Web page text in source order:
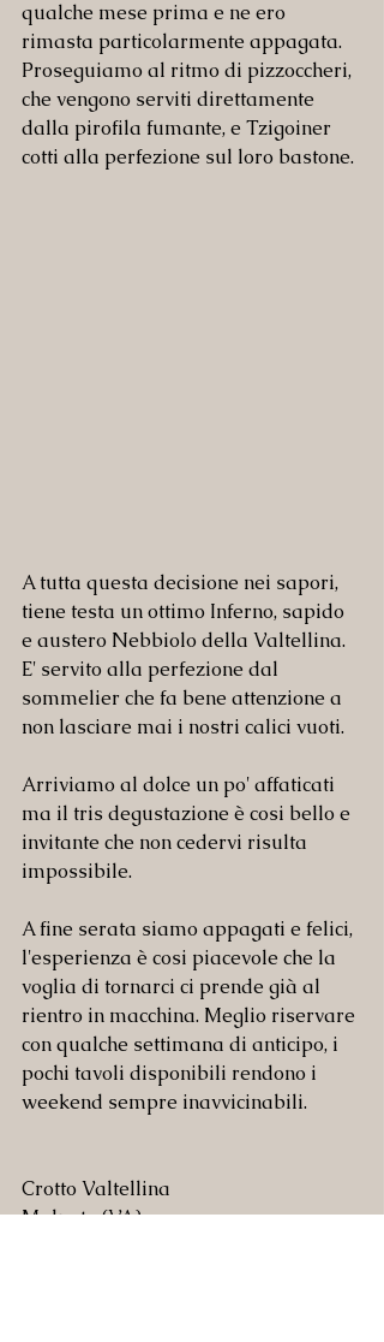
qualche mese prima e ne ero
rimasta particolarmente appagata.
Proseguiamo al ritmo di pizzoccheri,
che vengono serviti direttamente
dalla pirofila fumante, e Tzigoiner
cotti alla perfezione sul loro bastone.
A tutta questa decisione nei sapori,
tiene testa un ottimo Inferno, sapido
e austero Nebbiolo della Valtellina.
E' servito alla perfezione dal
sommelier che fa bene attenzione a
non lasciare mai i nostri calici vuoti.
Arriviamo al dolce un po' affaticati
ma il tris degustazione è cosi bello e
invitante che non cedervi risulta
impossibile.
A fine serata siamo appagati e felici,
l'esperienza è cosi piacevole che la
voglia di tornarci ci prende già al
rientro in macchina. Meglio riservare
con qualche settimana di anticipo, i
pochi tavoli disponibili rendono i
weekend sempre inavvicinabili.
Crotto Valtellina
Malnate (VA)